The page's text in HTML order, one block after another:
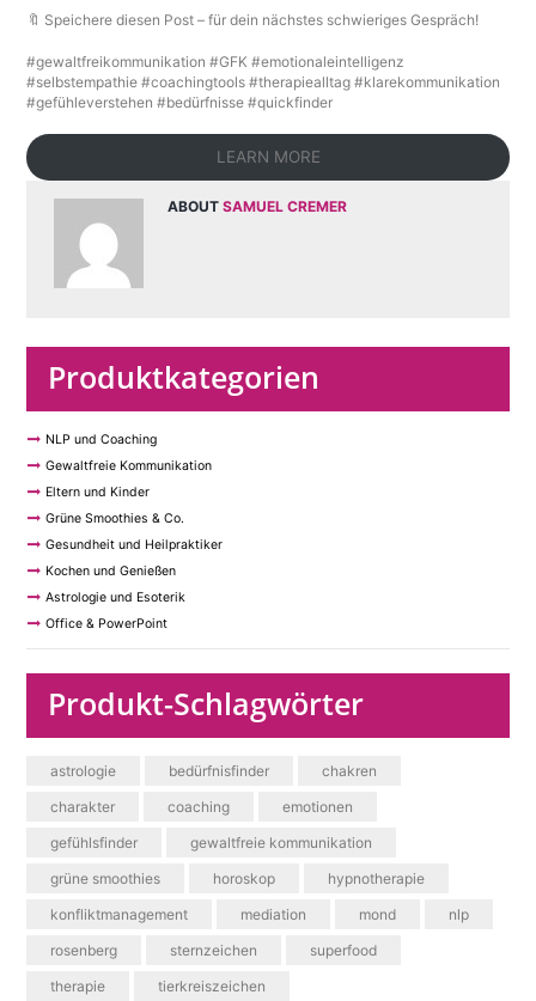
🔖 Speichere diesen Post – für dein nächstes schwieriges Gespräch!
#gewaltfreikommunikation #GFK #emotionaleintelligenz
#selbstempathie #coachingtools #therapiealltag #klarekommunikation
#gefühleverstehen #bedürfnisse #quickfinder
LEARN MORE
ABOUT SAMUEL CREMER
Produktkategorien
NLP und Coaching
Gewaltfreie Kommunikation
Eltern und Kinder
Grüne Smoothies & Co.
Gesundheit und Heilpraktiker
Kochen und Genießen
Astrologie und Esoterik
Office & PowerPoint
Produkt-Schlagwörter
astrologie bedürfnisfinder
chakren
charakter
coaching
emotionen
gefühlsfinder
gewaltfreie kommunikation
grüne smoothies
horoskop
hypnotherapie
konfliktmanagement
mediation mond
nlp
rosenberg
sternzeichen
superfood
therapie
tierkreiszeichen